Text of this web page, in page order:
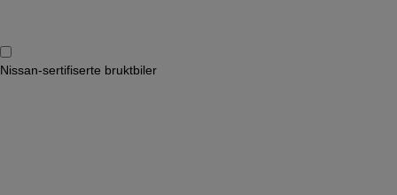
Nissan-sertifiserte bruktbiler